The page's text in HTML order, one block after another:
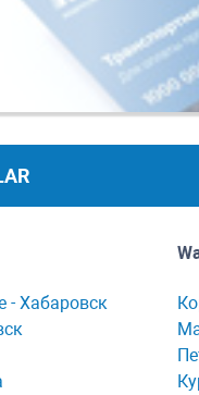
- Хaбaровск